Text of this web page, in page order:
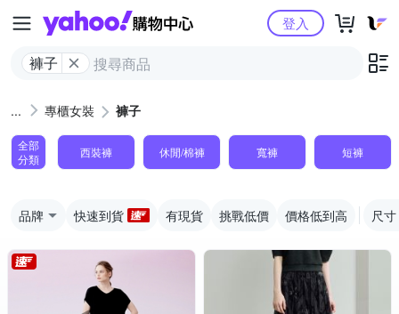
Yahoo購物中心
褲子
登入
專櫃女裝 褲子
全部
分類
西裝褲 休閒/棉褲 寬褲 短褲
品牌 快速到貨 有現貨 挑戰低價 價格低到高 尺寸